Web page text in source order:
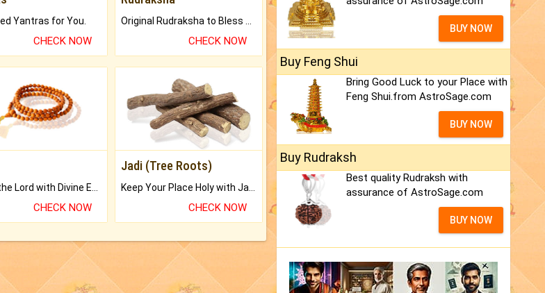
Yantras for You.
CHECK NOW
Original Rudraksha to Bless Your Way.
CHECK NOW
CHECK NOW
Jadi (Tree Roots)
CHECK NOW
BUY NOW
Buy Feng Shui
Bring Good Luck to your Place with
Feng Shui.from AstroSage.com
BUY NOW
Buy Rudraksh
Best quality Rudraksh with
assurance of AstroSage.com
BUY NOW